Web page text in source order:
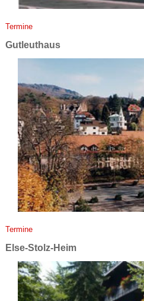
Ter­mi­ne
Gut­leut­haus
Ter­mi­ne
El­se-Stolz-Heim